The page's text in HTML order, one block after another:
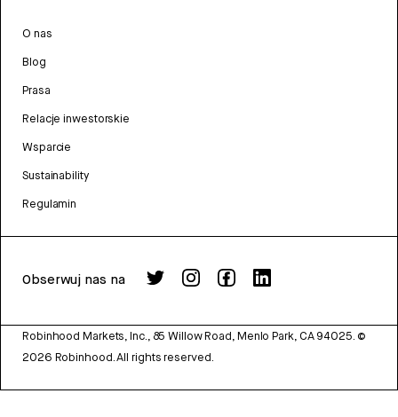
O nas
Blog
Prasa
Relacje inwestorskie
Wsparcie
Sustainability
Regulamin
Obserwuj nas na
Robinhood Markets, Inc., 85 Willow Road, Menlo Park, CA 94025. ©
2026 Robinhood. All rights reserved.